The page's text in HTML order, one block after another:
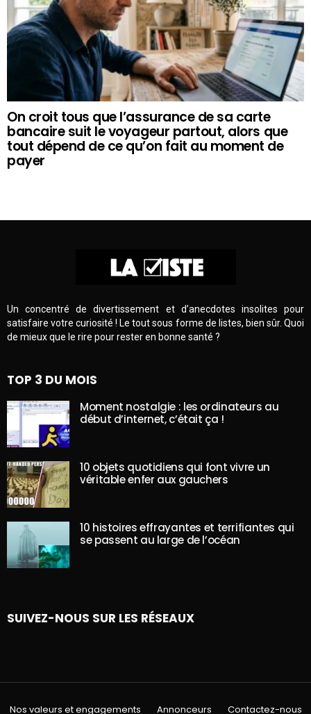
On croit tous que l’assurance de sa carte
bancaire suit le voyageur partout, alors que
tout dépend de ce qu’on fait au moment de
payer
Un concentré de divertissement et d’anecdotes insolites pour
satisfaire votre curiosité ! Le tout sous forme de listes, bien sûr. Quoi
de mieux que le rire pour rester en bonne santé ?
TOP 3 DU MOIS
Moment nostalgie : les ordinateurs au
début d’internet, c’était ça !
10 objets quotidiens qui font vivre un
véritable enfer aux gauchers
10 histoires effrayantes et terrifiantes qui
se passent au large de l’océan
SUIVEZ-NOUS SUR LES RÉSEAUX
Nos valeurs et engagements Annonceurs Contactez-nous